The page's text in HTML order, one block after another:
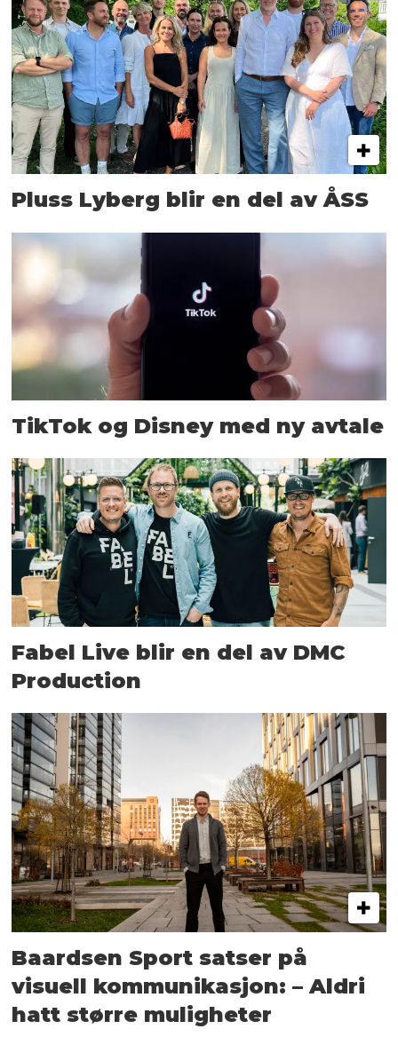
Pluss Lyberg blir en del av ÅSS
TikTok og Disney med ny avtale
Fabel Live blir en del av DMC
Production
Baardsen Sport satser på
visuell kommunikasjon: – Aldri
hatt større muligheter